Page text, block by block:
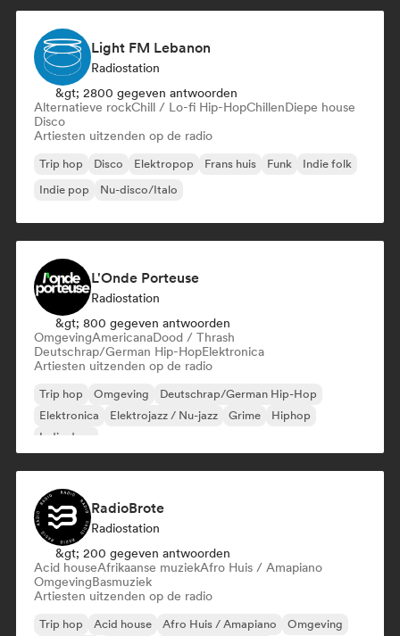
Light FM Lebanon
Radiostation
&gt; 2800 gegeven antwoorden
Alternatieve rockChill / Lo-fi Hip-HopChillenDiepe house
Disco
Artiesten uitzenden op de radio
Trip hop Disco Elektropop Frans huis Funk
Indie folk
Indie pop
Nu-disco/Italo
L'Onde Porteuse
Radiostation
&gt; 800 gegeven antwoorden
OmgevingAmericanaDood / Thrash
Deutschrap/German Hip-HopElektronica
Artiesten uitzenden op de radio
Trip hop Omgeving
Deutschrap/German Hip-Hop
Elektronica
Elektrojazz / Nu-jazz Grime
Hiphop
Indie dans
RadioBrote
Radiostation
&gt; 200 gegeven antwoorden
Acid houseAfrikaanse muziekAfro Huis / Amapiano
OmgevingBasmuziek
Artiesten uitzenden op de radio
Trip hop Acid house Afro Huis / Amapiano
Omgeving